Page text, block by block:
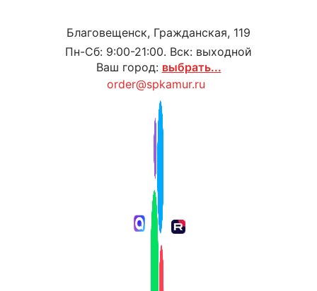
Благовещенск, Гражданская, 119
Пн-Сб: 9:00-21:00. Вск: выходной
Ваш город: выбрать...
order@spkamur.ru